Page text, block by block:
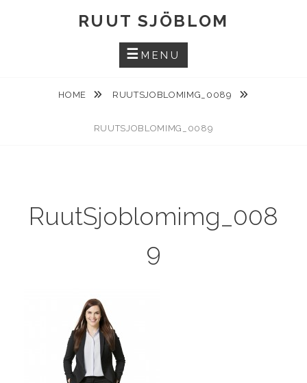
RUUT SJÖBLOM
MENU
HOME RUUTSJOBLOMIMG_0089
RUUTSJOBLOMIMG_0089
RuutSjoblomimg_008
9